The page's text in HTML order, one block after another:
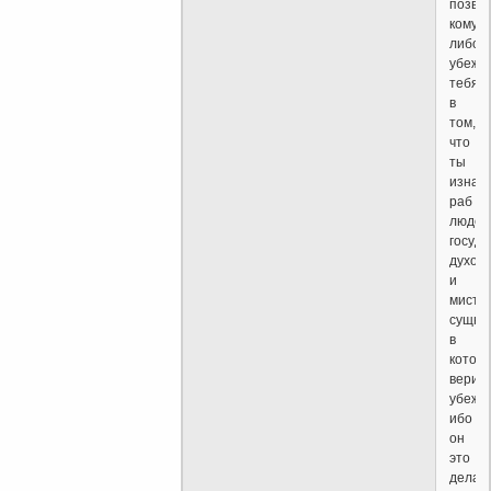
кому-
либо
тебя
в
том,
что
ты
раб
и
в
верит
ибо
он
это